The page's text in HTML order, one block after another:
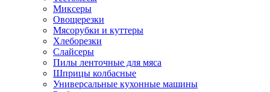
Миксеры
Овощерезки
Мясорубки и куттеры
Хлеборезки
Слайсеры
Пилы ленточные для мяса
Шприцы колбасные
Универсальные кухонные машины